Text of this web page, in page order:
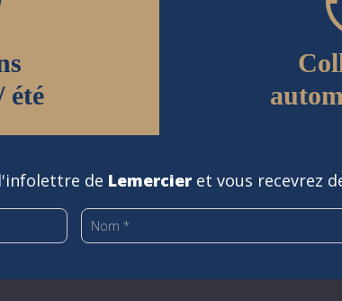
été
de Lemercieret vous recevrez